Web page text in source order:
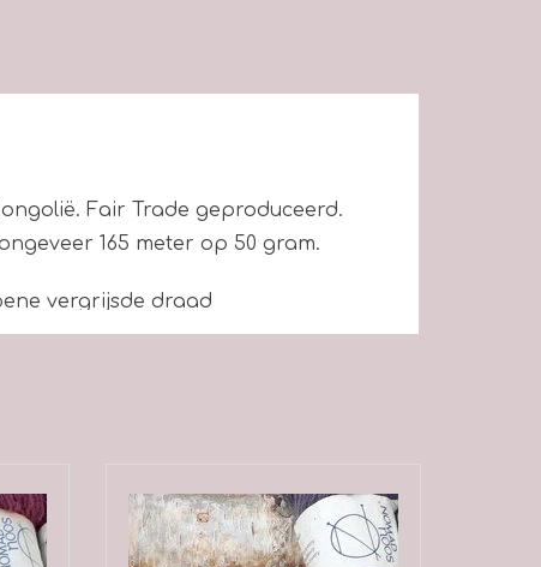
Fair Trade geproduceerd.
165 meter op 50 gram.
vergrijsde draad
of mechanisch gesponnen
transparante en eerlijke manier.
van onze spinners en herders. De
meer geïntrigeerd door en
aan hun verwachtingen ten